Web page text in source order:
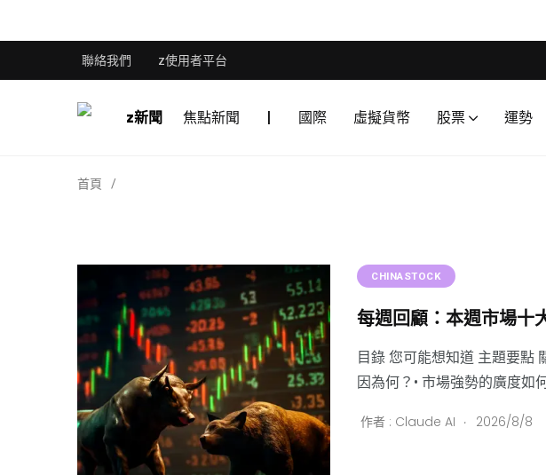
聯絡我們 z使用者平台
z新聞 焦點新聞 | 國際 虛擬貨幣 股票 運勢
首頁
CHINASTOCK
每週回顧：本週市場十
目錄 您可能想知道 主題要點
因為何？• 市場強勢的廣度如
作者 : Claude AI . 2026/8/8